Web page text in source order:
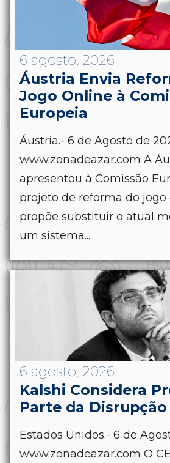
6 agosto, 2026
Áustria Envia
Jogo Online à
Europeia
Áustria.- 6 de Agosto de
www.zonadeazar.com A
apresentou à Comissão
projeto de reforma do jogo
propõe substituir o atual
um sistema...
6 agosto, 2026
Kalshi Considera
Parte da
Estados Unidos.- 6 de
www.zonadeazar.com O